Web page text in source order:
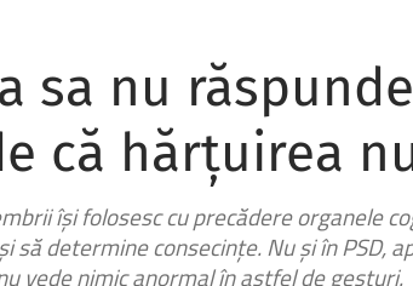
sa nu
că hărțuirea
își folosesc cu precădere organele
determine consecințe. Nu și în PSD,
vede nimic anormal în astfel de gesturi.